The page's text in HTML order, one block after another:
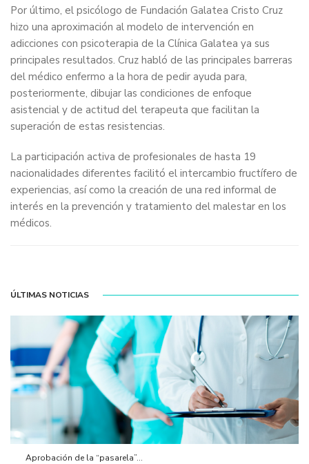
Por último, el psicólogo de Fundación Galatea Cristo Cruz
hizo una aproximación al modelo de intervención en
adicciones con psicoterapia de la Clínica Galatea ya sus
principales resultados. Cruz habló de las principales barreras
del médico enfermo a la hora de pedir ayuda para,
posteriormente, dibujar las condiciones de enfoque
asistencial y de actitud del terapeuta que facilitan la
superación de estas resistencias.
La participación activa de profesionales de hasta 19
nacionalidades diferentes facilitó el intercambio fructífero de
experiencias, así como la creación de una red informal de
interés en la prevención y tratamiento del malestar en los
médicos.
ÚLTIMAS NOTICIAS
Aprobación de la “pasarela”...